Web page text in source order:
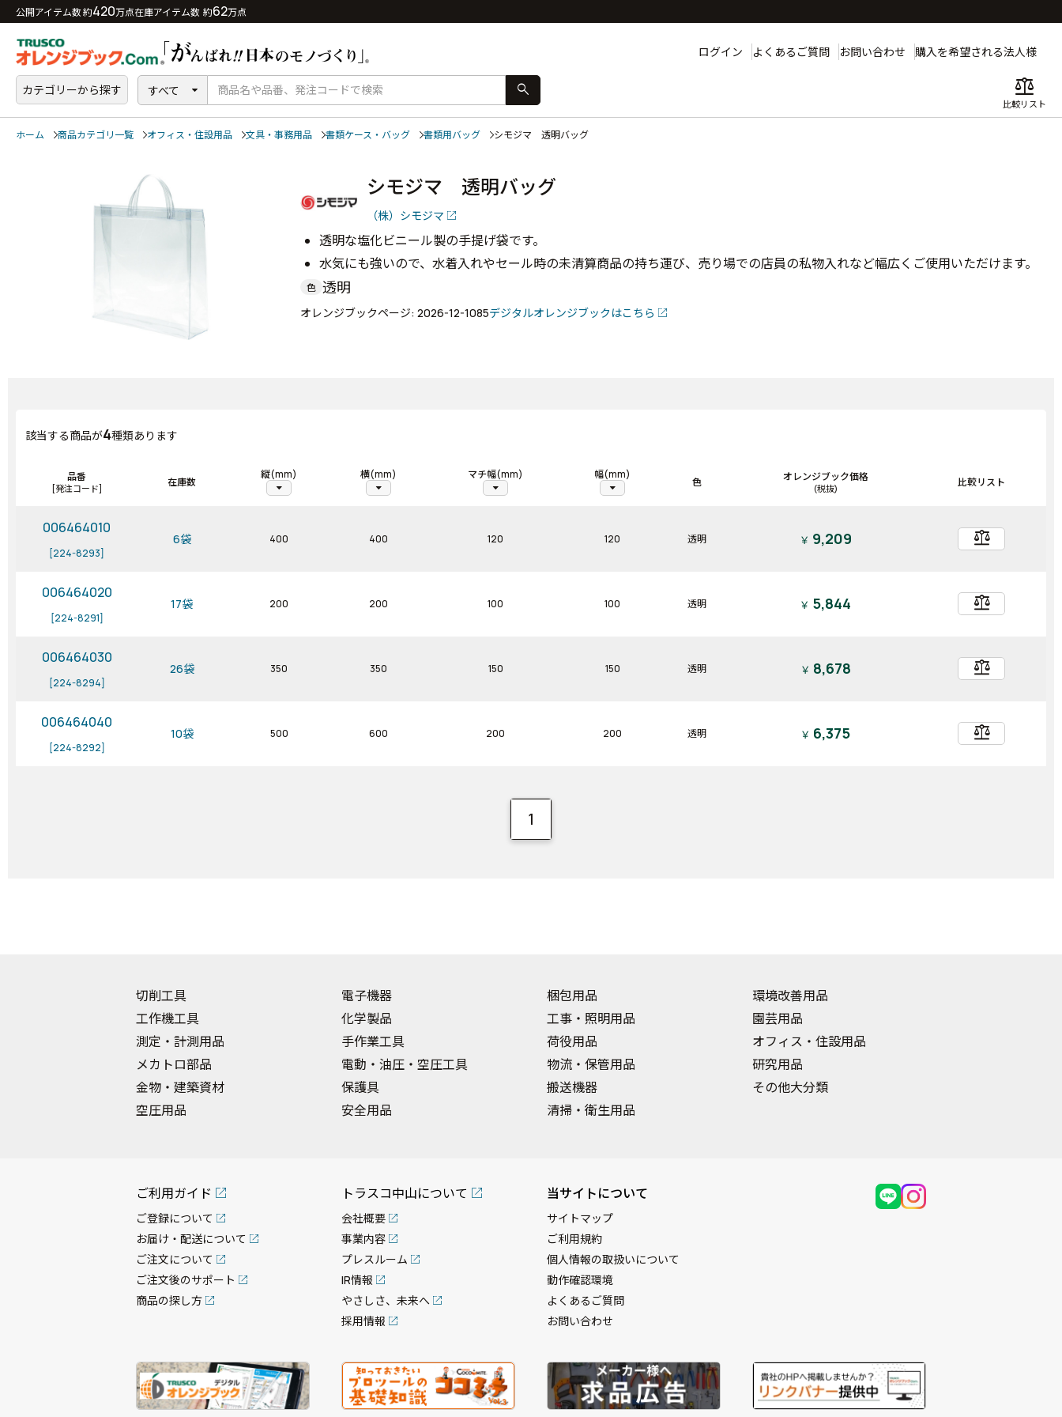
公開アイテム数 約420万点在庫アイテム数 約62万点
ログイン よくあるご質問 お問い合わせ 購入を希望される法人様
カテゴリーから探す すべて search balance
比較リスト
ホーム 商品カテゴリ一覧 オフィス・住設用品 文具・事務用品 書類ケース・バッグ 書類用バッグ シモジマ 透明バッグ
シモジマ 透明バッグ
（株）シモジマ
透明な塩化ビニール製の手提げ袋です。
水気にも強いので、水着入れやセール時の未清算商品の持ち運び、売り場での店員の私物入れなど幅広くご使用いただけます。
色 透明
オレンジブックページ: 2026-12-1085デジタルオレンジブックはこちら
該当する商品が4種類あります
品番
[発注コード] 在庫数
縦(mm)
arrow_drop_down
横(mm)
arrow_drop_down
マチ幅(mm)
arrow_drop_down
幅(mm)
arrow_drop_down 色 オレンジブック価格
(税抜) 比較リスト
006464010
[224-8293]
6袋 400 400 120 120 透明 ￥ 9,209 balance
006464020
[224-8291]
17袋 200 200 100 100 透明 ￥ 5,844 balance
006464030
[224-8294]
26袋 350 350 150 150 透明 ￥ 8,678 balance
006464040
[224-8292]
10袋 500 600 200 200 透明 ￥ 6,375 balance
1
切削工具
工作機工具
測定・計測用品
メカトロ部品
金物・建築資材
空圧用品
電子機器
化学製品
手作業工具
電動・油圧・空圧工具
保護具
安全用品
梱包用品
工事・照明用品
荷役用品
物流・保管用品
搬送機器
清掃・衛生用品
環境改善用品
園芸用品
オフィス・住設用品
研究用品
その他大分類
ご利用ガイド
ご登録について
お届け・配送について
ご注文について
ご注文後のサポート
商品の探し方
トラスコ中山について
会社概要
事業内容
プレスルーム
IR情報
やさしさ、未来へ
採用情報
当サイトについて
サイトマップ
ご利用規約
個人情報の取扱いについて
動作確認環境
よくあるご質問
お問い合わせ